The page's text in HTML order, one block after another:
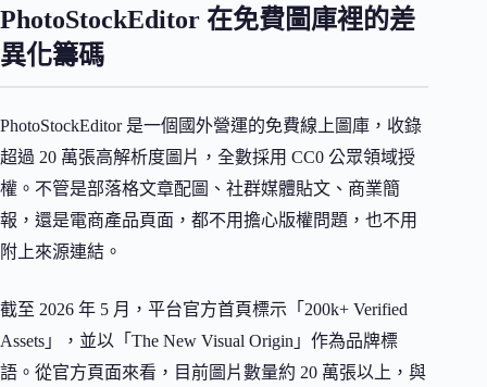
PhotoStockEditor 在免費圖庫裡的差
異化籌碼
PhotoStockEditor 是一個國外營運的免費線上圖庫，收錄
超過 20 萬張高解析度圖片，全數採用 CC0 公眾領域授
權。不管是部落格文章配圖、社群媒體貼文、商業簡
報，還是電商產品頁面，都不用擔心版權問題，也不用
附上來源連結。
截至 2026 年 5 月，平台官方首頁標示「200k+ Verified
Assets」，並以「The New Visual Origin」作為品牌標
語。從官方頁面來看，目前圖片數量約 20 萬張以上，與